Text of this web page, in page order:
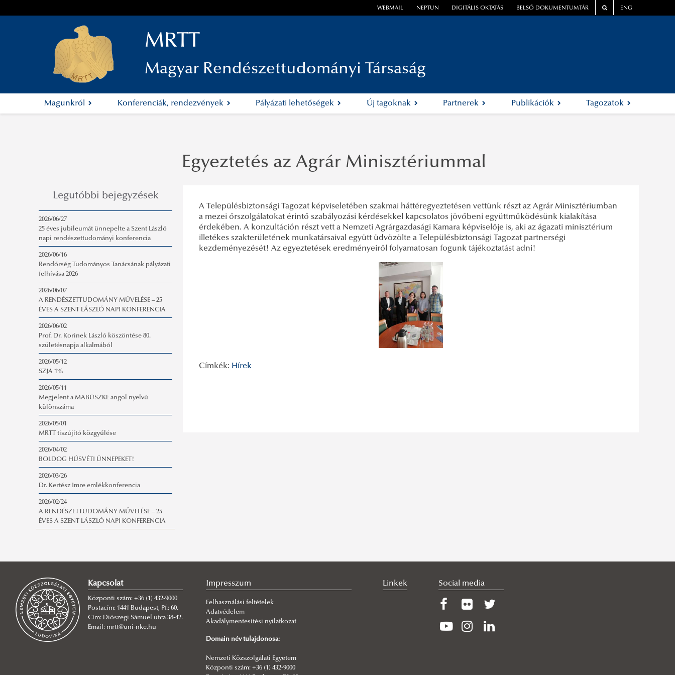
WEBMAIL NEPTUN DIGITÁLIS OKTATÁS BELSŐ DOKUMENTUMTÁR ENG
MRTT
Magyar Rendészettudományi Társaság
Magunkról Konferenciák, rendezvények Pályázati lehetőségek Új tagoknak Partnerek Publikációk Tagozatok
Legutóbbi bejegyzések
2026/06/27
25 éves jubileumát ünnepelte a Szent László
napi rendészettudományi konferencia
2026/06/16
Rendőrség Tudományos Tanácsának pályázati
felhívása 2026
2026/06/07
A RENDÉSZETTUDOMÁNY MŰVELÉSE – 25
ÉVES A SZENT LÁSZLÓ NAPI KONFERENCIA
2026/06/02
Prof. Dr. Korinek László köszöntése 80.
születésnapja alkalmából
2026/05/12
SZJA 1%
2026/05/11
Megjelent a MABÜSZKE angol nyelvű
különszáma
2026/05/01
MRTT tiszújító közgyűlése
2026/04/02
BOLDOG HÚSVÉTI ÜNNEPEKET!
2026/03/26
Dr. Kertész Imre emlékkonferencia
2026/02/24
A RENDÉSZETTUDOMÁNY MŰVELÉSE – 25
ÉVES A SZENT LÁSZLÓ NAPI KONFERENCIA
Egyeztetés az Agrár Minisztériummal
A Településbiztonsági Tagozat képviseletében szakmai háttéregyeztetésen vettünk részt az Agrár Minisztériumban
a mezei őrszolgálatokat érintő szabályozási kérdésekkel kapcsolatos jövőbeni együttműködésünk kialakítása
érdekében. A konzultáción részt vett a Nemzeti Agrárgazdasági Kamara képviselője is, aki az ágazati minisztérium
illetékes szakterületének munkatársaival együtt üdvözölte a Településbiztonsági Tagozat partnerségi
kezdeményezését! Az egyeztetések eredményeiről folyamatosan fogunk tájékoztatást adni!
Címkék: Hírek
Kapcsolat
Központi szám: +36 (1) 432-9000
Postacím: 1441 Budapest, Pf.: 60.
Cím: Diószegi Sámuel utca 38-42.
Email: mrtt@uni-nke.hu
Impresszum
Felhasználási feltételek
Adatvédelem
Akadálymentesítési nyilatkozat
Domain név tulajdonosa:
Nemzeti Közszolgálati Egyetem
Központi szám: +36 (1) 432-9000
Linkek Social media